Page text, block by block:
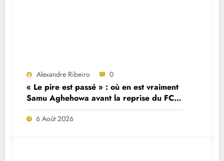
Alexandre Ribeiro 0
« Le pire est passé » : où en est vraiment
Samu Aghehowa avant la reprise du FC
Porto ?
6 Août 2026